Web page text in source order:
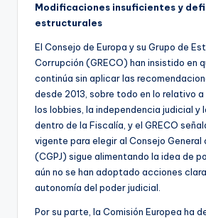
Modificaciones insuficientes y
estructurales
El Consejo de Europa y su Grupo de
Corrupción (GRECO) han insistido en
continúa sin aplicar las
desde 2013, sobre todo en lo relativo
los lobbies, la independencia judicial y
dentro de la Fiscalía, y el GRECO
vigente para elegir al Consejo General
(CGPJ) sigue alimentando la idea de
aún no se han adoptado acciones
autonomía del poder judicial.
Por su parte, la Comisión Europea ha